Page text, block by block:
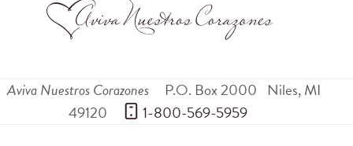
Aviva Nuestros Corazones P.O. Box 2000 Niles,MI
49120
1-800-569-5959